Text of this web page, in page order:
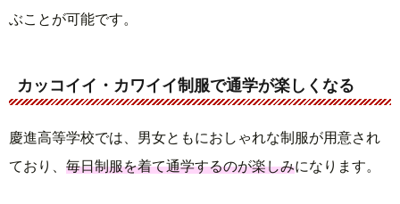
ぶことが可能です。
カッコイイ・カワイイ制服で通学が楽しくなる
慶進高等学校では、男女ともにおしゃれな制服が用意され
ており、 毎日制服を着て通学するのが楽しみになります。